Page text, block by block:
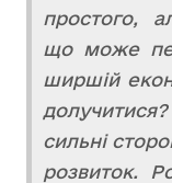
простого,
що може
ширшій
сильні
розвиток.